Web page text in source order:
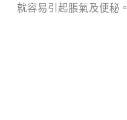
就容易引起脹氣及便秘。